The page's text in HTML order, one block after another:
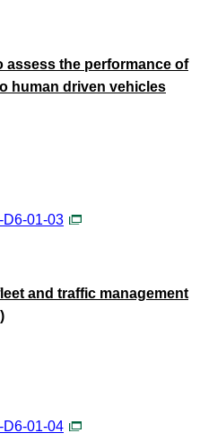
assess the performance of
human driven vehicles
D6-01-03
and traffic management
D6-01-04